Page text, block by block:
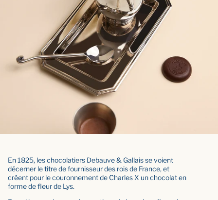
En 1825, les chocolatiers Debauve & Gallais se voient
décerner le titre de fournisseur des rois de France, et
créent pour le couronnement de Charles X un chocolat en
forme de fleur de Lys.